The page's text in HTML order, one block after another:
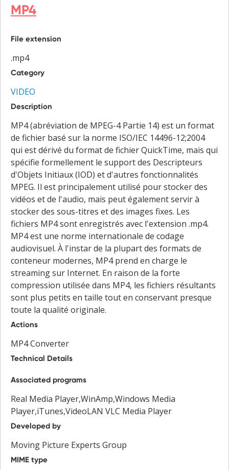
MP4
File extension
.mp4
Category
VIDEO
Description
MP4 (abréviation de MPEG-4 Partie 14) est un format
de fichier basé sur la norme ISO/IEC 14496-12;2004
qui est dérivé du format de fichier QuickTime, mais qui
spécifie formellement le support des Descripteurs
d'Objets Initiaux (IOD) et d'autres fonctionnalités
MPEG. Il est principalement utilisé pour stocker des
vidéos et de l'audio, mais peut également servir à
stocker des sous-titres et des images fixes. Les
fichiers MP4 sont enregistrés avec l'extension .mp4.
MP4 est une norme internationale de codage
audiovisuel. À l'instar de la plupart des formats de
conteneur modernes, MP4 prend en charge le
streaming sur Internet. En raison de la forte
compression utilisée dans MP4, les fichiers résultants
sont plus petits en taille tout en conservant presque
toute la qualité originale.
Actions
MP4 Converter
Technical Details
Associated programs
Real Media Player,WinAmp,Windows Media
Player,iTunes,VideoLAN VLC Media Player
Developed by
Moving Picture Experts Group
MIME type